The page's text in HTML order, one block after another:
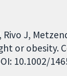
Rivo J,
or obesity.
10.1002/